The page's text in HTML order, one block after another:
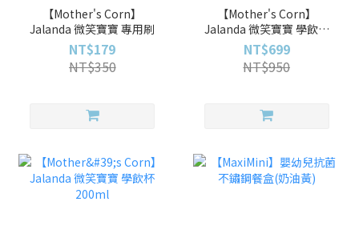
【Mother's Corn】
Jalanda 微笑寶寶 專用刷
NT$179
NT$350
【Mother's Corn】
Jalanda 微笑寶寶 學飲杯
300ml
NT$699
NT$950